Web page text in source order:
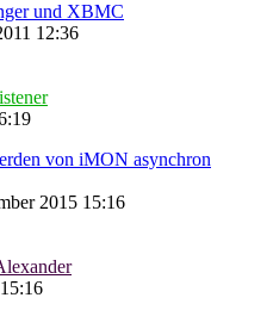
und XBMC
12:36
von iMON asynchron
2015 15:16